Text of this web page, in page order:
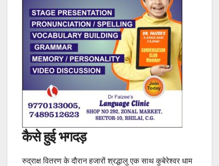
कैसे हुई भगदड़
रुद्राक्ष वितरण के दौरान हजारों श्रद्धालु एक साथ कुबेरेश्वर धाम